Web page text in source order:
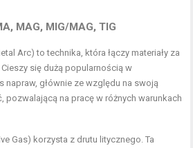
MAG, MIG/MAG, TIG
Arc) to technika, która łączy materiały za
się dużą popularnością w
głównie ze względu na swoją
na pracę w różnych warunkach
Gas) korzysta z drutu litycznego. Ta